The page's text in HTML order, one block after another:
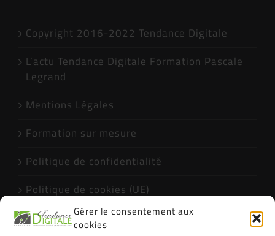
Gérer le consentement aux
cookies
Copyright 2016-2022 Tendance Digitale
L’actu Tendance Digitale Formation Pascale
Legrand
Mentions Légales
Formation sur mesure
Politique de confidentialité
Politique de cookies (UE)
Formations Excel CPF Narbonne Qualiopi